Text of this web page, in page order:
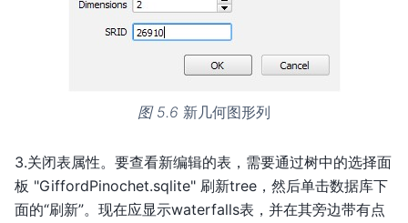
图 5.6 新几何图形列
3.关闭表属性。要查看新编辑的表，需要通过树中的选择面
板 "GiffordPinochet.sqlite" 刷新tree，然后单击数据库下
面的“刷新”。现在应显示waterfalls表，并在其旁边带有点